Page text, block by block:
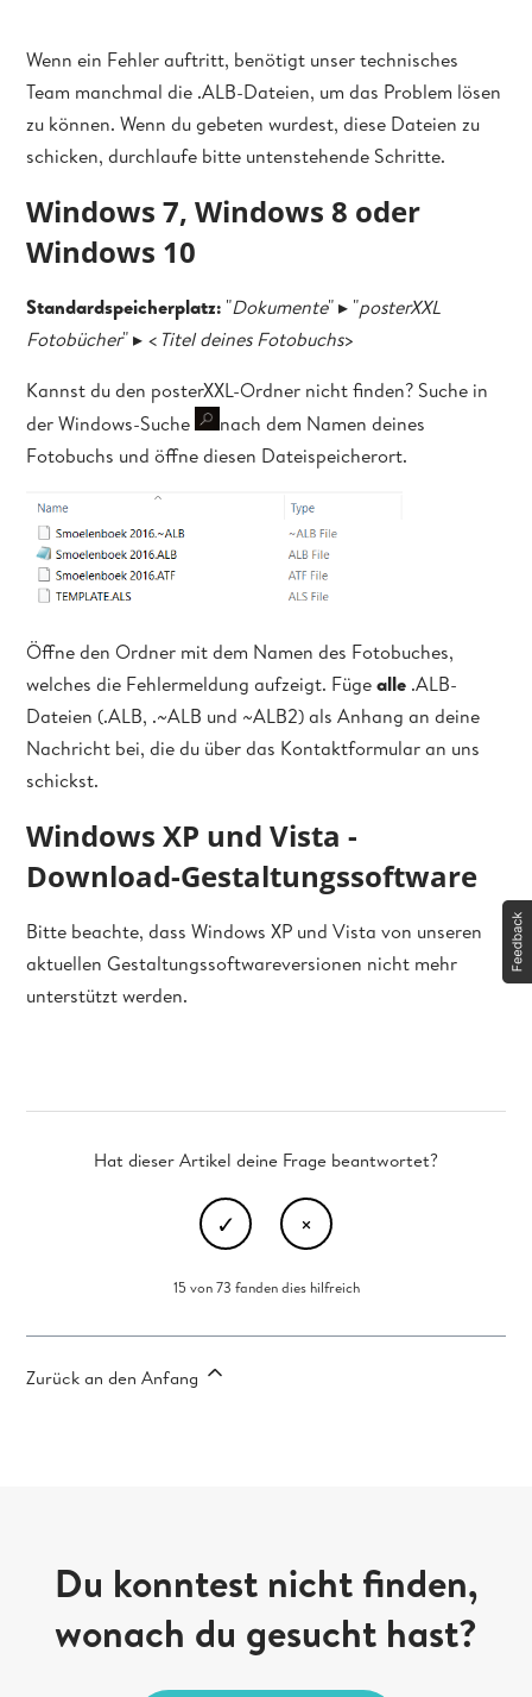
Wenn ein Fehler auftritt, benötigt unser technisches
Team manchmal die .ALB-Dateien, um das Problem lösen
zu können. Wenn du gebeten wurdest, diese Dateien zu
schicken, durchlaufe bitte untenstehende Schritte.
Windows 7, Windows 8 oder
Windows 10
Standardspeicherplatz: "Dokumente" ▸ "posterXXL
Fotobücher" ▸ < Titel deines Fotobuchs>
Kannst du den posterXXL-Ordner nicht finden? Suche in
der Windows-Suche
nach dem Namen deines
Fotobuchs und öffne diesen Dateispeicherort.
Öffne den Ordner mit dem Namen des Fotobuches,
welches die Fehlermeldung aufzeigt. Fügealle .ALB-
Dateien (.ALB, .~ALB und ~ALB2) als Anhang an deine
Nachricht bei, die du über das Kontaktformular an uns
schickst.
Windows XP und Vista -
Download-Gestaltungssoftware
Bitte beachte, dass Windows XP und Vista von unseren
aktuellen Gestaltungssoftwareversionen nicht mehr
unterstützt werden.
Hat dieser Artikel deine Frage beantwortet?
15 von 73 fanden dies hilfreich
Zurück an den Anfang
Du konntest nicht finden,
wonach du gesucht hast?